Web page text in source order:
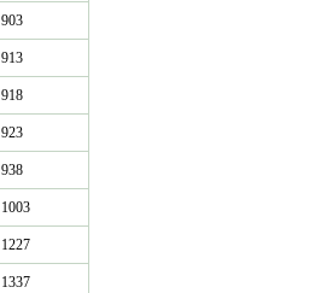
903
913
918
923
938
1003
1227
1337